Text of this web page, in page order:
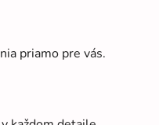
priamo pre vás.